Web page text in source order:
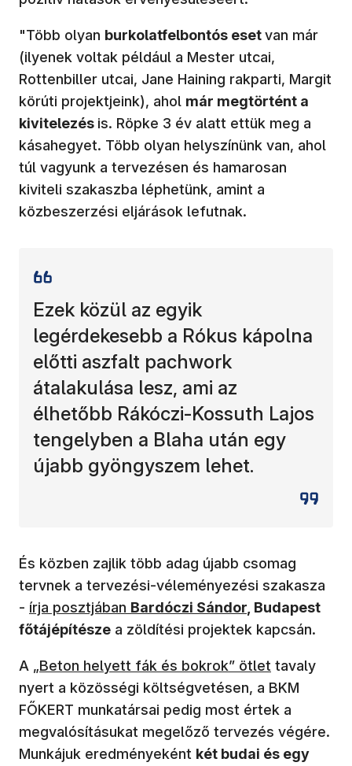
"Több olyan burkolatfelbontós esetvan már
(ilyenek voltak például a Mester utcai,
Rottenbiller utcai, Jane Haining rakparti, Margit
körúti projektjeink), ahol már megtörtént a
kivitelezés is. Röpke 3 év alatt ettük meg a
kásahegyet. Több olyan helyszínünk van, ahol
túl vagyunk a tervezésen és hamarosan
kiviteli szakaszba léphetünk, amint a
közbeszerzési eljárások lefutnak.
Ezek közül az egyik
legérdekesebb a Rókus kápolna
előtti aszfalt pachwork
átalakulása lesz, ami az
élhetőbb Rákóczi-Kossuth Lajos
tengelyben a Blaha után egy
újabb gyöngyszem lehet.
És közben zajlik több adag újabb csomag
tervnek a tervezési-véleményezési szakasza
- írja posztjában Bardóczi Sándor , Budapest
főtájépítésze a zöldítési projektek kapcsán.
A „Beton helyett fák és bokrok” ötlet tavaly
nyert a közösségi költségvetésen, a BKM
FŐKERT munkatársai pedig most értek a
megvalósításukat megelőző tervezés végére.
Munkájuk eredményeként két budai és egy